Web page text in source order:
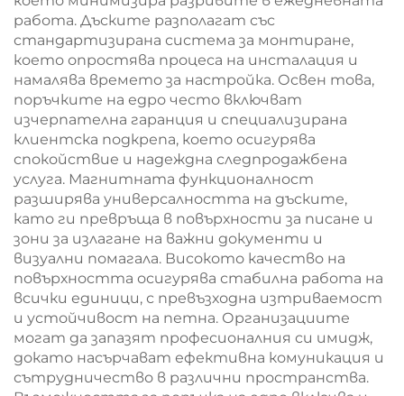
работа. Дъските разполагат със
стандартизирана система за монтиране,
което опростява процеса на инсталация и
намалява времето за настройка. Освен това,
поръчките на едро често включват
изчерпателна гаранция и специализирана
клиентска подкрепа, което осигурява
спокойствие и надеждна следпродажбена
услуга. Магнитната функционалност
разширява универсалността на дъските,
като ги превръща в повърхности за писане и
зони за излагане на важни документи и
визуални помагала. Високото качество на
повърхността осигурява стабилна работа на
всички единици, с превъзходна изтриваемост
и устойчивост на петна. Организациите
могат да запазят професионалния си имидж,
докато насърчават ефективна комуникация и
сътрудничество в различни пространства.